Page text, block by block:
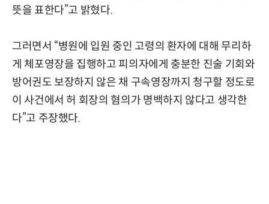
뜻을 표한다”고 밝혔다.
그러면서 “병원에 입원 중인 고령의 환자에 대해 무리하
게 체포영장을 집행하고 피의자에게 충분한 진술 기회와
방어권도 보장하지 않은 채 구속영장까지 청구할 정도로
이 사건에서 허 회장의 혐의가 명백하지 않다고 생각한
다”고 주장했다.